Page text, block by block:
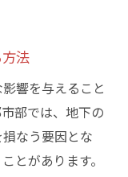
法
響を与えること
部では、地下の
なう要因とな
とがあります。